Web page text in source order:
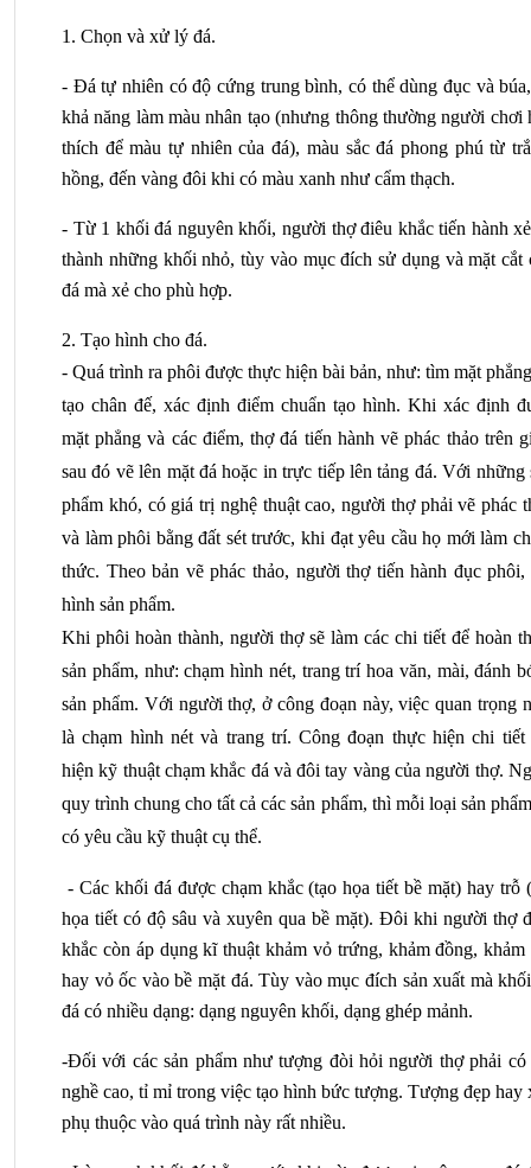
1. Chọn và xử lý đá.
- Đá tự nhiên có độ cứng trung bình, có thể dùng đục và
khả năng làm màu nhân tạo (nhưng thông thường người chơi
thích để màu tự nhiên của đá), màu sắc đá phong phú từ
hồng, đến vàng đôi khi có màu xanh như cẩm thạch.
- Từ 1 khối đá nguyên khối, người thợ điêu khắc tiến hành
thành những khối nhỏ, tùy vào mục đích sử dụng và mặt cắt
đá mà xẻ cho phù hợp.
2. Tạo hình cho đá.
- Quá trình ra phôi được thực hiện bài bản, như: tìm mặt
tạo chân đế, xác định điểm chuẩn tạo hình. Khi xác định
mặt phẳng và các điểm, thợ đá tiến hành vẽ phác thảo trên
sau đó vẽ lên mặt đá hoặc in trực tiếp lên tảng đá. Với những
phẩm khó, có giá trị nghệ thuật cao, người thợ phải vẽ phác
và làm phôi bằng đất sét trước, khi đạt yêu cầu họ mới làm
thức. Theo bản vẽ phác thảo, người thợ tiến hành đục phôi,
hình sản phẩm.
Khi phôi hoàn thành, người thợ sẽ làm các chi tiết để hoàn
sản phẩm, như: chạm hình nét, trang trí hoa văn, mài, đánh
sản phẩm. Với người thợ, ở công đoạn này, việc quan trọng
là chạm hình nét và trang trí. Công đoạn thực hiện chi tiết
hiện kỹ thuật chạm khắc đá và đôi tay vàng của người thợ.
quy trình chung cho tất cả các sản phẩm, thì mỗi loại sản
có yêu cầu kỹ thuật cụ thể.
- Các khối đá được chạm khắc (tạo họa tiết bề mặt) hay trỗ
họa tiết có độ sâu và xuyên qua bề mặt). Đôi khi người thợ
khắc còn áp dụng kĩ thuật khảm vỏ trứng, khảm đồng, khảm
hay vỏ ốc vào bề mặt đá. Tùy vào mục đích sản xuất mà
đá có nhiều dạng: dạng nguyên khối, dạng ghép mảnh.
-Đối với các sản phẩm như tượng đòi hỏi người thợ phải có
nghề cao, tỉ mỉ trong việc tạo hình bức tượng. Tượng đẹp hay
phụ thuộc vào quá trình này rất nhiều.